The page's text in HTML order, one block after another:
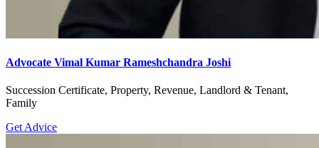
Advocate Vimal Kumar Rameshchandra Joshi
Succession Certificate, Property, Revenue, Landlord & Tenant,
Family
Get Advice